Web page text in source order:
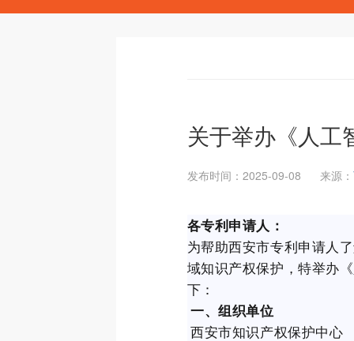
关于举办《人工
发布时间：2025-09-08 来源：
各专利申请人：
为帮助西安市专利申请人
域知识产权保护，特举办
下：
一、组织单位
西安市知识产权保护中心